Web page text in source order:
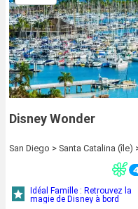
Disney Wonder
San Diego > Santa Catalina (île)
Idéal Famille : Retrouvez la
magie de Disney à bord